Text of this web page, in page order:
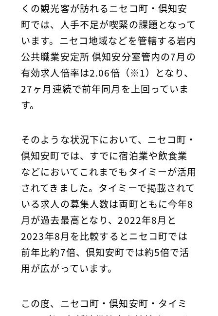
くの観光客が訪れるニセコ町・倶知安
町では、人手不足が喫緊の課題となって
います。ニセコ地域などを管轄する岩内
公共職業安定所 倶知安分室管内の7月の
有効求人倍率は2.06倍（※1）となり、
27ヶ月連続で前年同月を上回っていま
す。
そのような状況下において、ニセコ町・
倶知安町では、すでに宿泊業や飲食業
などにおいてこれまでもタイミーが活用
されてきました。タイミーで掲載されて
いる求人の募集人数は両町ともに今年8
月が過去最高となり、2022年8月と
2023年8月を比較するとニセコ町では
前年比約7倍、倶知安町では約5倍で活
用が広がっています。
この度、ニセコ町・倶知安町・タイミ